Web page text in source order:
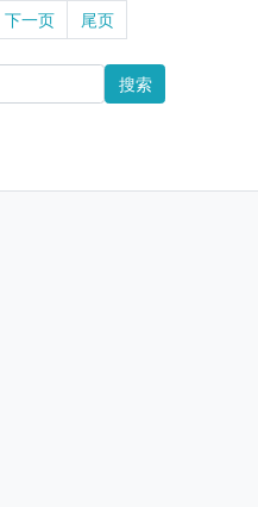
下一页 尾页
搜索